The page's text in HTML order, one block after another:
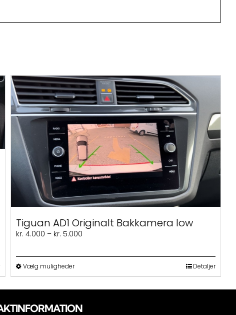
Tiguan AD1 Originalt Bakkamera low
kr. 4.000 – kr. 5.000Prisinterval:
Vælg mulighederDette
vare
varianter.
Detaljer